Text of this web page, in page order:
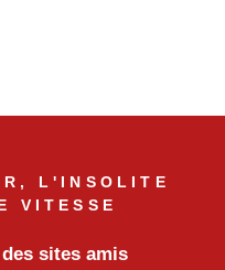
L'INSOLITE
VITESSE
sites amis